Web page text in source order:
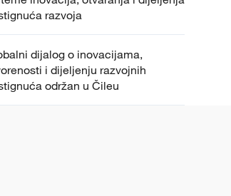
razvoja
dijalog o inovacijama,
i dijeljenju razvojnih
održan u Čileu